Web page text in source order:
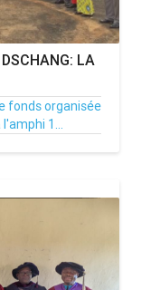
LA
fonds organisée
1...
0